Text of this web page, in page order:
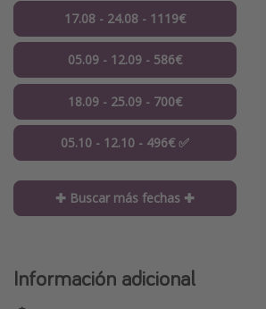
17.08 - 24.08 - 1119€
05.09 - 12.09 - 586€
18.09 - 25.09 - 700€
05.10 - 12.10 - 496€ ✅
✚ Buscar más fechas ✚
Información adicional